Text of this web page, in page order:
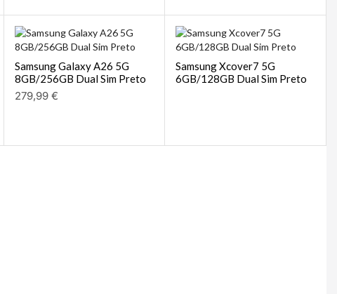
Samsung Galaxy A26 5G
8GB/256GB Dual Sim Preto
279,99 €
Samsung Xcover7 5G
6GB/128GB Dual Sim Preto